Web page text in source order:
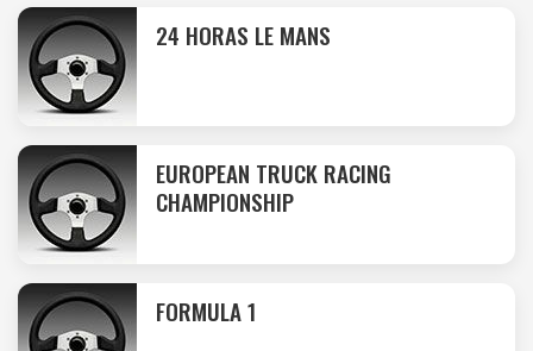
24 HORAS LE MANS
EUROPEAN TRUCK RACING
CHAMPIONSHIP
FORMULA 1